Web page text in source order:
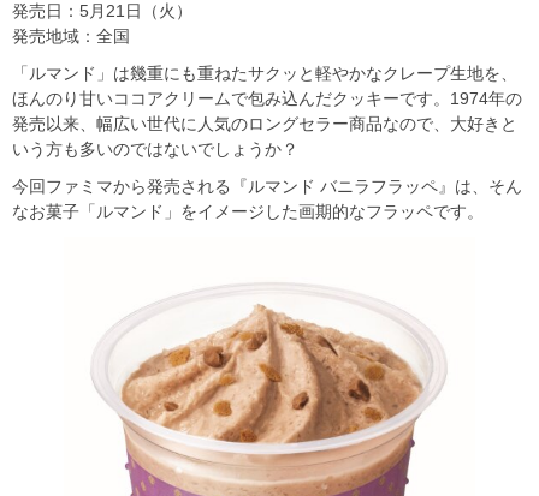
発売日：5月21日（火）
発売地域：全国
「ルマンド」は幾重にも重ねたサクッと軽やかなクレープ生地を、
ほんのり甘いココアクリームで包み込んだクッキーです。1974年の
発売以来、幅広い世代に人気のロングセラー商品なので、大好きと
いう方も多いのではないでしょうか？
今回ファミマから発売される『ルマンド バニラフラッペ』は、そん
なお菓子「ルマンド」をイメージした画期的なフラッペです。